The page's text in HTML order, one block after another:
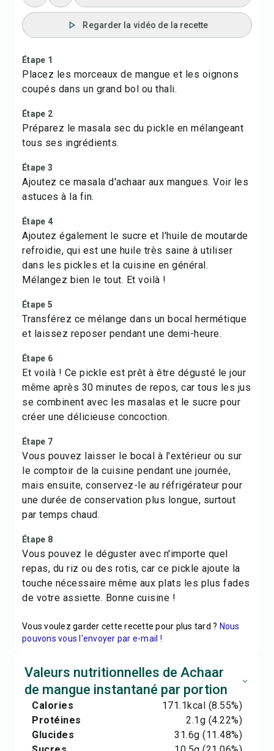
Regarder la vidéo de la recette
Étape 1
Placez les morceaux de mangue et les oignons
coupés dans un grand bol ou thali.
Étape 2
Préparez le masala sec du pickle en mélangeant
tous ses ingrédients.
Étape 3
Ajoutez ce masala d'achaar aux mangues. Voir les
astuces à la fin.
Étape 4
Ajoutez également le sucre et l'huile de moutarde
refroidie, qui est une huile très saine à utiliser
dans les pickles et la cuisine en général.
Mélangez bien le tout. Et voilà !
Étape 5
Transférez ce mélange dans un bocal hermétique
et laissez reposer pendant une demi-heure.
Étape 6
Et voilà ! Ce pickle est prêt à être dégusté le jour
même après 30 minutes de repos, car tous les jus
se combinent avec les masalas et le sucre pour
créer une délicieuse concoction.
Étape 7
Vous pouvez laisser le bocal à l'extérieur ou sur
le comptoir de la cuisine pendant une journée,
mais ensuite, conservez-le au réfrigérateur pour
une durée de conservation plus longue, surtout
par temps chaud.
Étape 8
Vous pouvez le déguster avec n'importe quel
repas, du riz ou des rotis, car ce pickle ajoute la
touche nécessaire même aux plats les plus fades
de votre assiette. Bonne cuisine !
Vous voulez garder cette recette pour plus tard ? Nous
pouvons vous l'envoyer par e-mail !
Valeurs nutritionnelles de Achaar
de mangue instantané par portion
Calories 171.1kcal (8.55%)
Protéines
2.1g (4.22%)
Glucides
31.6g (11.48%)